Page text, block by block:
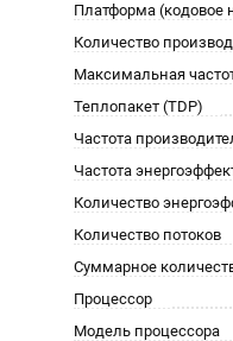
Платформа (кодовое
Количество
Максимальная
Теплопакет (TDP)
Частота
Частота
Количество
Количество потоков
Суммарное
Процессор
Модель процессора